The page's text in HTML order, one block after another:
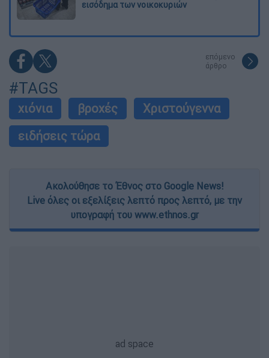
εισόδημα των νοικοκυριών
επόμενο
άρθρο
#TAGS
χιόνια βροχές
Χριστούγεννα
ειδήσεις τώρα
Ακολούθησε το Έθνος στο Google News!
Live όλες οι εξελίξεις λεπτό προς λεπτό, με την
υπογραφή του www.ethnos.gr